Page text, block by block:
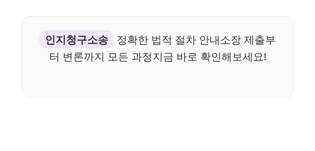
인지청구소송
정확한 법적 절차 안내소장 제출부
터 변론까지 모든 과정지금 바로 확인해보세요!